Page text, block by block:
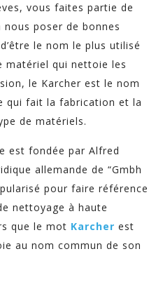
vous faites partie de
nous poser de bonnes
le nom le plus utilisé
matériel qui nettoie les
le Karcher est le nom
qui fait la fabrication et la
de matériels.
est fondée par Alfred
allemande de “Gmbh
pour faire référence
nettoyage à haute
que le mot Karcher est
au nom commun de son